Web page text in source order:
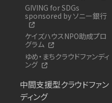
GIVING for SDGs
sponsored by ソニー銀行
ケイズハウスNPO助成プロ
グラム
ゆめ・まちクラウドファンディ
ング
中間支援型クラウドファン
ディング